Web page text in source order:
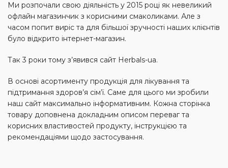
Ми розпочали свою діяльність у 2015 році як невеликий
офлайн магазинчик з корисними смаколиками. Але з
часом попит виріс та для більшої зручності наших клієнтів
було відкрито інтернет-магазин.
Так 3 роки тому з’явився сайт Herbals-ua.
В основі асортименту продукція для лікування та
підтримання здоров’я сім’ї. Саме для цього ми зробили
наш сайт максимально інформативним. Кожна сторінка
товару доповнена докладним описом переваг та
корисних властивостей продукту, інструкцією та
рекомендаціями щодо застосування.